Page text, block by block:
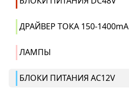
ДРАЙВЕР ТОКА 150-1400mA
ЛАМПЫ
БЛОКИ ПИТАНИЯ AC12V